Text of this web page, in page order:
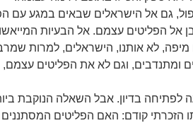
גם אל הישראלים שבאים במגע עם
אל הפליטים עצמם. אל הבעיות
מיפה, לא אותנו, הישראלים, למרות
ומתנדבים, וגם לא את הפליטים
לפתיחה בדיון. אבל השאלה הנוקבת
הזכרתי קודם: האם הפליטים המסתננים